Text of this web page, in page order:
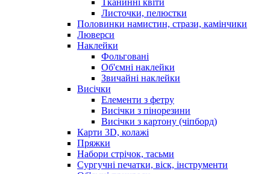
Листочки, пелюстки
Половинки намистин, стрази, камінчики
Люверси
Наклейки
Фольговані
Об'ємні наклейки
Звичайні наклейки
Висічки
Елементи з фетру
Висічки з пінорезини
Висічки з картону (чіпборд)
Карти 3D, колажі
Пряжки
Набори стрічок, тасьми
Сургучні печатки, віск, інструменти